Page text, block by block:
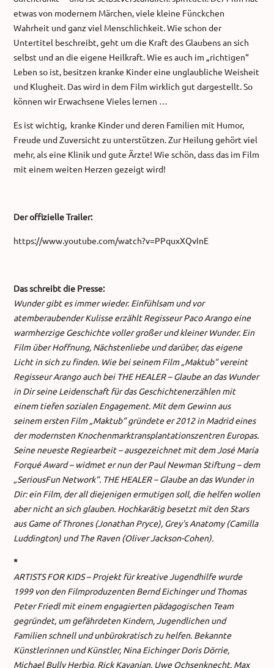
etwas von modernem Märchen, viele kleine Fünckchen
Wahrheit und ganz viel Menschlichkeit. Wie schon der
Untertitel beschreibt, geht um die Kraft des Glaubens an sich
selbst und an die eigene Heilkraft. Wie es auch im „richtigen“
Leben so ist, besitzen kranke Kinder eine unglaubliche Weisheit
und Klugheit. Das wird in dem Film wirklich gut dargestellt. So
können wir Erwachsene Vieles lernen …
Es ist wichtig, kranke Kinder und deren Familien mit Humor,
Freude und Zuversicht zu unterstützen. Zur Heilung gehört viel
mehr, als eine Klinik und gute Ärzte! Wie schön, dass das im Film
mit einem weiten Herzen gezeigt wird!
Der offizielle Trailer:
https://www.youtube.com/watch?v=PPquxXQvInE
Das schreibt die Presse:
Wunder gibt es immer wieder. Einfühlsam und vor
atemberaubender Kulisse erzählt Regisseur Paco Arango eine
warmherzige Geschichte voller großer und kleiner Wunder. Ein
Film über Hoffnung, Nächstenliebe und darüber, das eigene
Licht in sich zu finden. Wie bei seinem Film „Maktub“ vereint
Regisseur Arango auch bei THE HEALER – Glaube an das Wunder
in Dir seine Leidenschaft für das Geschichtenerzählen mit
einem tiefen sozialen Engagement. Mit dem Gewinn aus
seinem ersten Film „Maktub“ gründete er 2012 in Madrid eines
der modernsten Knochenmarktransplantationszentren Europas.
Seine neueste Regiearbeit – ausgezeichnet mit dem José María
Forqué Award – widmet er nun der Paul Newman Stiftung – dem
„SeriousFun Network“. THE HEALER – Glaube an das Wunder in
Dir: ein Film, der all diejenigen ermutigen soll, die helfen wollen
aber nicht an sich glauben. Hochkarätig besetzt mit den Stars
aus Game of Thrones (Jonathan Pryce), Grey’s Anatomy (Camilla
Luddington) und The Raven (Oliver Jackson-Cohen).
*
ARTISTS FOR KIDS – Projekt für kreative Jugendhilfe wurde
1999 von den Filmproduzenten Bernd Eichinger und Thomas
Peter Friedl mit einem engagierten pädagogischen Team
gegründet, um gefährdeten Kindern, Jugendlichen und
Familien schnell und unbürokratisch zu helfen. Bekannte
Künstlerinnen und Künstler, Nina Eichinger Doris Dörrie,
Michael Bully Herbig, Rick Kavanian, Uwe Ochsenknecht, Max